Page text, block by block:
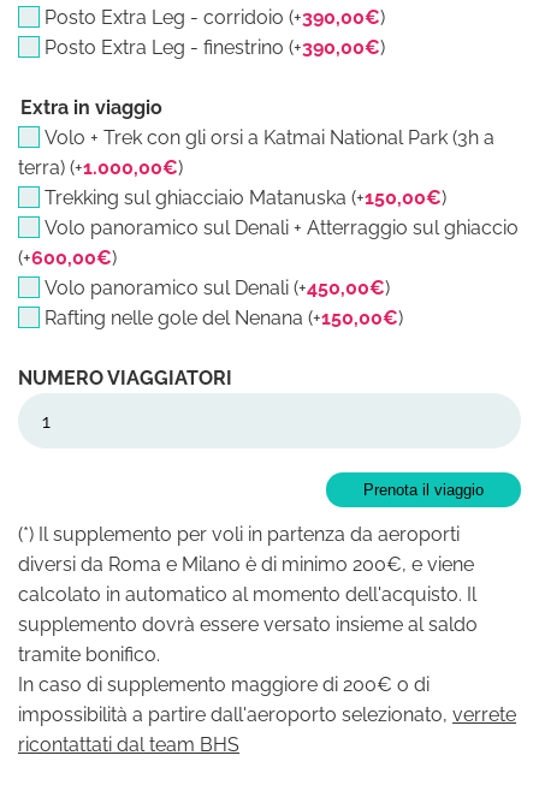
Posto Extra Leg - corridoio (+390,00€)
Posto Extra Leg - finestrino (+390,00€)
Extra in viaggio
Volo + Trek con gli orsi a Katmai National Park (3h a
terra) (+1.000,00€)
Trekking sul ghiacciaio Matanuska (+150,00€)
Volo panoramico sul Denali + Atterraggio sul ghiaccio
(+600,00€)
Volo panoramico sul Denali (+450,00€)
Rafting nelle gole del Nenana (+150,00€)
Prenota il viaggio
(*) Il supplemento per voli in partenza da aeroporti
diversi da Roma e Milano è di minimo 200€, e viene
calcolato in automatico al momento dell'acquisto. Il
supplemento dovrà essere versato insieme al saldo
tramite bonifico.
In caso di supplemento maggiore di 200€ o di
impossibilità a partire dall'aeroporto selezionato, verrete
ricontattati dal team BHS